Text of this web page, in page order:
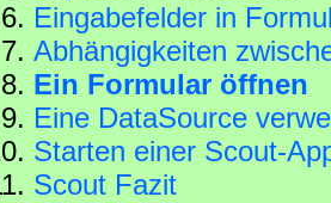
Eingabefelder in
Abhängigkeiten
Ein Formular öffnen
Eine DataSource
Starten einer Scout-
Scout Fazit